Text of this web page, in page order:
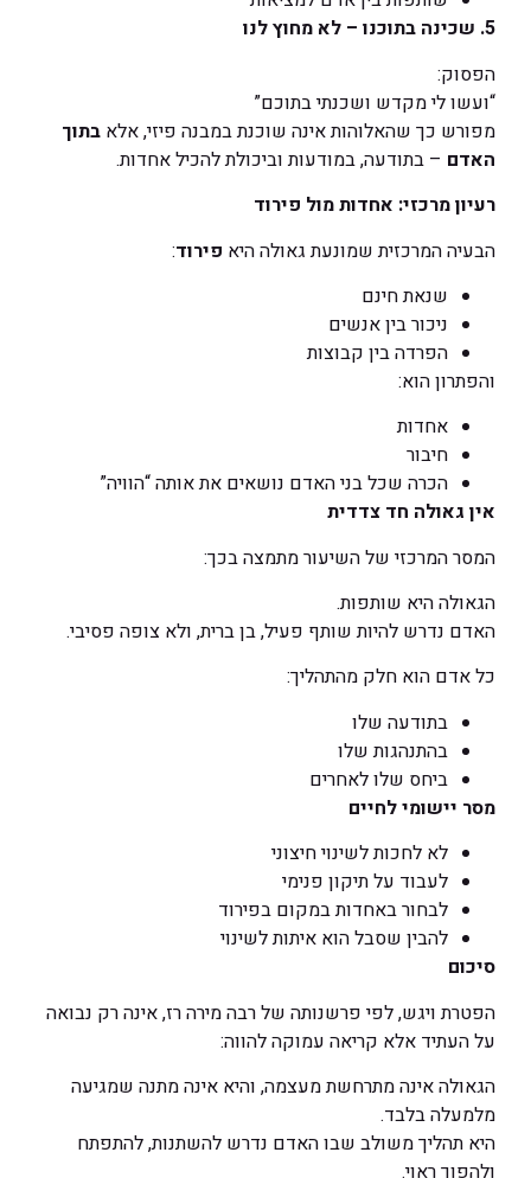
5. שכינה בתוכנו – לא מחוץ לנו
הפסוק:
“ועשו לי מקדש ושכנתי בתוכם”
מפורש כך שהאלוהות אינה שוכנת במבנה פיזי, אלא בתוך
האדם – בתודעה, במודעות וביכולת להכיל אחדות.
רעיון מרכזי: אחדות מול פירוד
הבעיה המרכזית שמונעת גאולה היא פירוד:
שנאת חינם
ניכור בין אנשים
הפרדה בין קבוצות
והפתרון הוא:
אחדות
חיבור
הכרה שכל בני האדם נושאים את אותה “הוויה”
אין גאולה חד צדדית
המסר המרכזי של השיעור מתמצה בכך:
הגאולה היא שותפות.
האדם נדרש להיות שותף פעיל, בן ברית, ולא צופה פסיבי.
כל אדם הוא חלק מהתהליך:
בתודעה שלו
בהתנהגות שלו
ביחס שלו לאחרים
מסר יישומי לחיים
לא לחכות לשינוי חיצוני
לעבוד על תיקון פנימי
לבחור באחדות במקום בפירוד
להבין שסבל הוא איתות לשינוי
סיכום
הפטרת ויגש, לפי פרשנותה של רבה מירה רז, אינה רק נבואה
על העתיד אלא קריאה עמוקה להווה:
הגאולה אינה מתרחשת מעצמה, והיא אינה מתנה שמגיעה
מלמעלה בלבד.
היא תהליך משולב שבו האדם נדרש להשתנות, להתפתח
ולהפוך ראוי.